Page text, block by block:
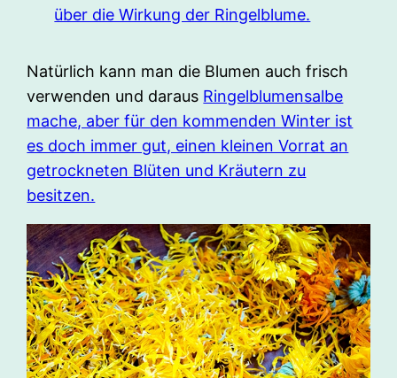
über die Wirkung der Ringelblume.
Natürlich kann man die Blumen auch frisch
verwenden und daraus Ringelblumensalbe
mache, aber für den kommenden Winter ist
es doch immer gut, einen kleinen Vorrat an
getrockneten Blüten und Kräutern zu
besitzen.